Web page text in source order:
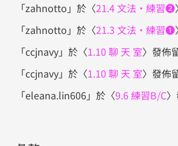
「zahnotto 」於〈21.4 文法・練習❷
「zahnotto 」於〈21.3 文法・練習❶
「ccjnavy」於〈1.10 聊 天 室〉發佈
「ccjnavy」於〈1.10 聊 天 室〉發佈
「eleana.lin606」於〈9.6 練習B/C